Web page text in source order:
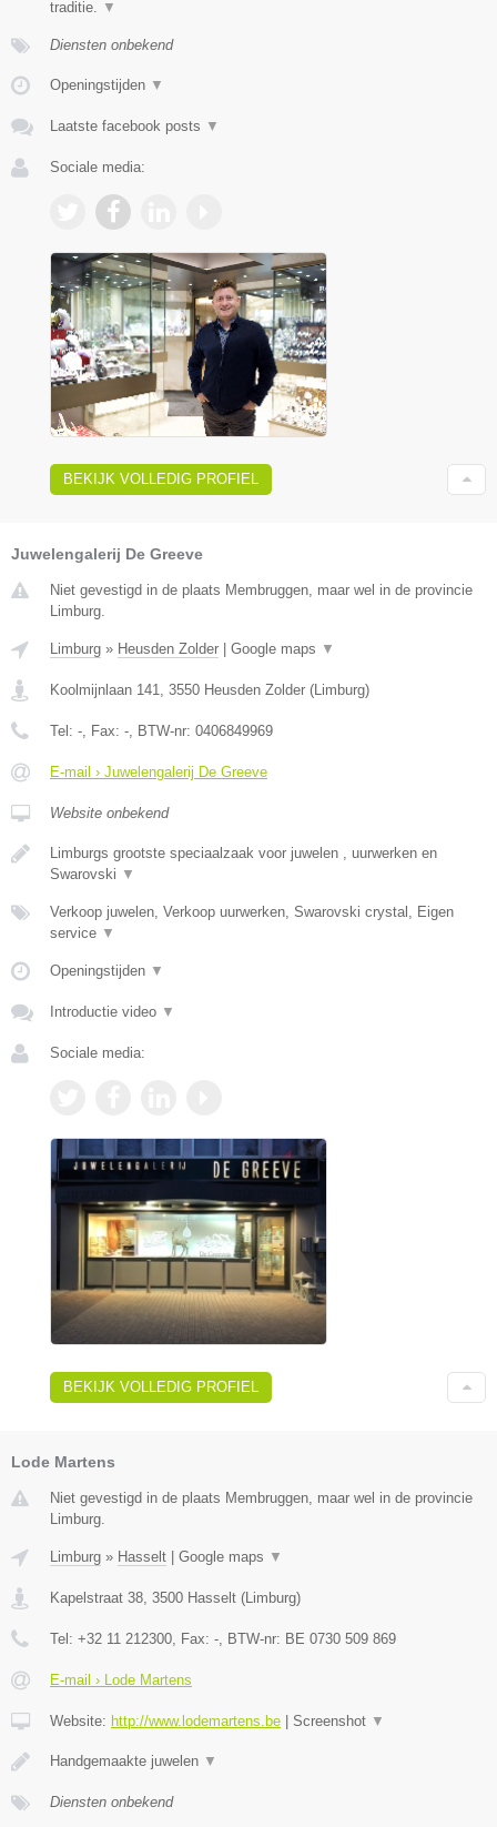
traditie. ▼
Diensten onbekend
Openingstijden ▼
Laatste facebook posts ▼
Sociale media:
BEKIJK VOLLEDIG PROFIEL
Juwelengalerij De Greeve
Niet gevestigd in de plaats Membruggen, maar wel in de provincie
Limburg.
Limburg » Heusden Zolder Google maps ▼
Koolmijnlaan 141 3550 Heusden Zolder ( Limburg)
Tel: - , Fax: - , BTW-nr: 0406849969
E-mail › Juwelengalerij De Greeve
Website onbekend
Limburgs grootste speciaalzaak voor juwelen , uurwerken en
Swarovski ▼
Verkoop juwelen, Verkoop uurwerken, Swarovski crystal, Eigen
service ▼
Openingstijden ▼
Introductie video ▼
Sociale media:
BEKIJK VOLLEDIG PROFIEL
Lode Martens
Niet gevestigd in de plaats Membruggen, maar wel in de provincie
Limburg.
Limburg » Hasselt Google maps ▼
Kapelstraat 38, 3500 Hasselt (Limburg)
Tel: +32 11 212300, Fax: -, BTW-nr: BE 0730 509 869
E-mail › Lode Martens
Website: http://www.lodemartens.be Screenshot ▼
Handgemaakte juwelen ▼
Diensten onbekend